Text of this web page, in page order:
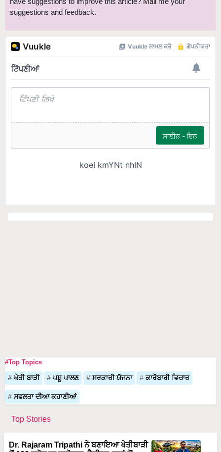
suggestions and feedback.
#Top Topics
ਖੇਤੀ ਬਾੜੀ ਪਸ਼ੂ ਪਾਲਣ ਸਰਕਾਰੀ ਯੋਜਨਾ ਕਾਰੋਬਾਰੀ ਵਿਚਾਰ
ਸਫਲਤਾ ਦੀਆ ਕਹਾਣੀਆਂ
Top Stories
Dr. Rajaram Tripathi ਨੇ ਬਣਾਇਆ ਖੇਤੀਬਾੜੀ